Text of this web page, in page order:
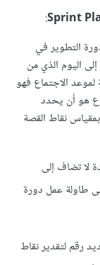
:
التطوير في
اليوم الذي من
لموعد الاجتماع فهو
هو أن يحدد
نقاط القصة
لا تضاف إلى
طاولة عمل دورة
رقم لتقدير نقاط